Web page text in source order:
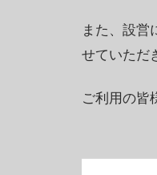
また、設営
せていただ
ご利用の皆